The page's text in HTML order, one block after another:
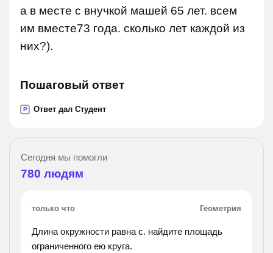
а в месте с внучкой машей 65 лет. всем
им вместе73 года. сколько лет каждой из
них?).
Пошаговый ответ
P Ответ дал Студент
Сегодня мы помогли
780 людям
только что Геометрия
Длина окружности равна с. найдите площадь
ограниченного ею круга.